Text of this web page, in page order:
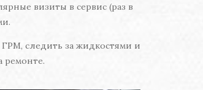
визиты в сервис (раз в
ГРМ, следить за жидкостями и
ремонте.